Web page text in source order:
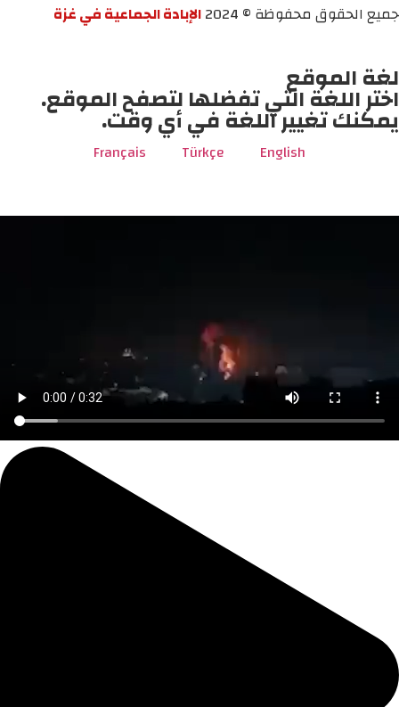
جميع الحقوق محفوظة © 2024
الإبادة الجماعية في غزة
لغة الموقع
اختر اللغة التي تفضلها لتصفح الموقع.
يمكنك تغيير اللغة في أي وقت.
English
Türkçe
Français